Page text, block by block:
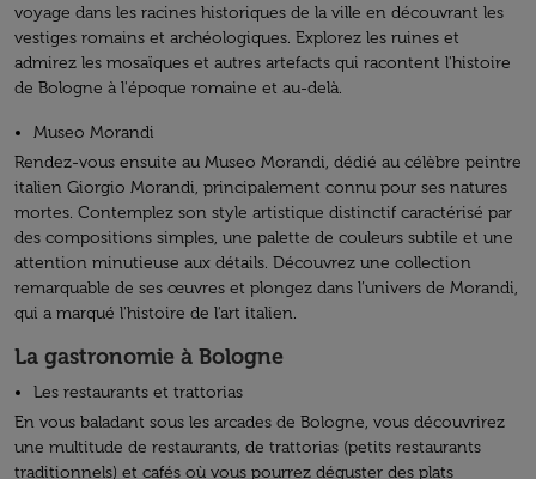
voyage dans les racines historiques de la ville en découvrant les
vestiges romains et archéologiques. Explorez les ruines et
admirez les mosaïques et autres artefacts qui racontent l'histoire
de Bologne à l'époque romaine et au-delà.
Museo Morandi
Rendez-vous ensuite au Museo Morandi, dédié au célèbre peintre
italien Giorgio Morandi, principalement connu pour ses natures
mortes. Contemplez son style artistique distinctif caractérisé par
des compositions simples, une palette de couleurs subtile et une
attention minutieuse aux détails. Découvrez une collection
remarquable de ses œuvres et plongez dans l’univers de Morandi,
qui a marqué l'histoire de l'art italien.
La gastronomie à Bologne
Les restaurants et trattorias
En vous baladant sous les arcades de Bologne, vous découvrirez
une multitude de restaurants, de trattorias (petits restaurants
traditionnels) et cafés où vous pourrez déguster des plats